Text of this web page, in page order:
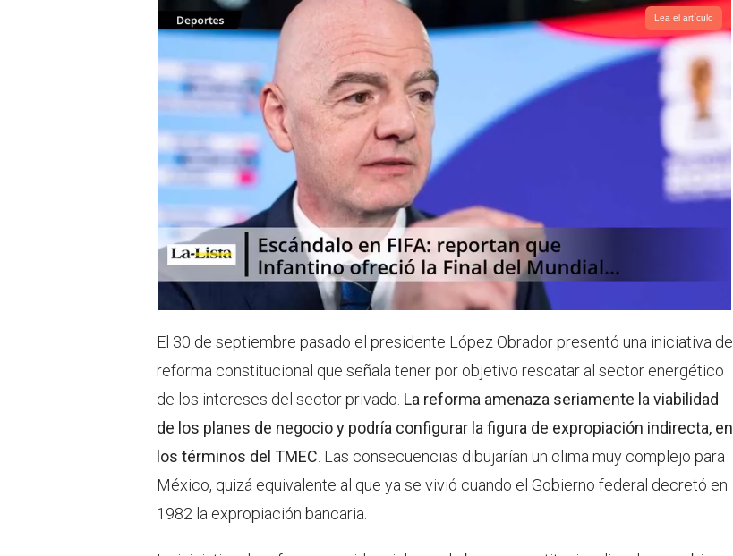
t
e
r
t
s
a
p
Lea el artículo
El 30 de septiembre pasado el presidente López Obrador presentó una iniciativa de
reforma constitucional que señala tener por objetivo rescatar al sector energético
de los intereses del sector privado. La reforma amenaza seriamente la viabilidad
de los planes de negocio y podría configurar la figura de expropiación indirecta, en
los términos del TMEC . Las consecuencias dibujarían un clima muy complejo para
México, quizá equivalente al que ya se vivió cuando el Gobierno federal decretó en
1982 la expropiación bancaria.